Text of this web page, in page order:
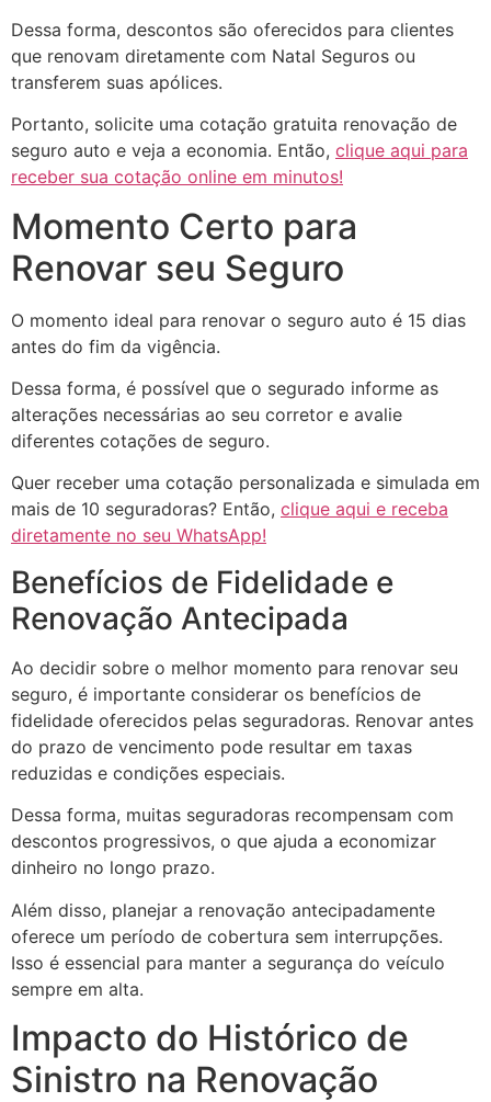
Dessa forma, descontos são oferecidos para clientes
que renovam diretamente com Natal Seguros ou
transferem suas apólices.
Portanto, solicite uma cotação gratuita renovação de
seguro auto e veja a economia. Então, clique aqui para
receber sua cotação online em minutos!
Momento Certo para
Renovar seu Seguro
O momento ideal para renovar o seguro auto é 15 dias
antes do fim da vigência.
Dessa forma, é possível que o segurado informe as
alterações necessárias ao seu corretor e avalie
diferentes cotações de seguro.
Quer receber uma cotação personalizada e simulada em
mais de 10 seguradoras? Então, clique aqui e receba
diretamente no seu WhatsApp!
Benefícios de Fidelidade e
Renovação Antecipada
Ao decidir sobre o melhor momento para renovar seu
seguro, é importante considerar os benefícios de
fidelidade oferecidos pelas seguradoras. Renovar antes
do prazo de vencimento pode resultar em taxas
reduzidas e condições especiais.
Dessa forma, muitas seguradoras recompensam com
descontos progressivos, o que ajuda a economizar
dinheiro no longo prazo.
Além disso, planejar a renovação antecipadamente
oferece um período de cobertura sem interrupções.
Isso é essencial para manter a segurança do veículo
sempre em alta.
Impacto do Histórico de
Sinistro na Renovação